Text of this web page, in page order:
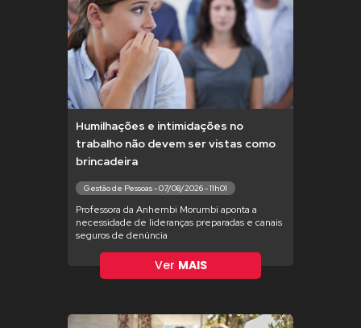
Humilhações e intimidações no
trabalho não devem ser vistas como
brincadeira
Gestão de Pessoas - 07/08/2026 - 11h01
Professora da Anhembi Morumbi aponta a
necessidade de lideranças preparadas e canais
seguros de denúncia
Ver MAIS